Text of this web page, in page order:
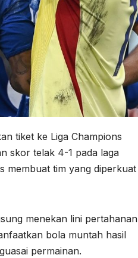
tiket ke Liga Champions
skor telak 4-1 pada laga
membuat tim yang diperkuat
menekan lini pertahanan
bola muntah hasil
permainan.